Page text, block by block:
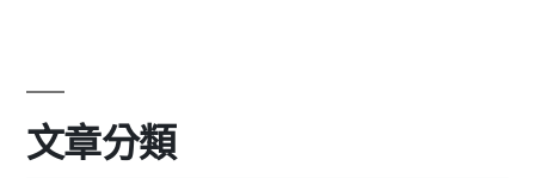
文章分類